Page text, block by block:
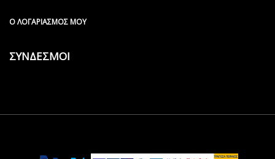
Ο ΛΟΓΑΡΙΑΣΜΌΣ ΜΟΥ
ΣΥΝΔΕΣΜΟΙ